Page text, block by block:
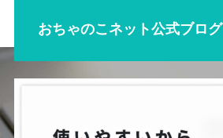
おちゃのこネット公式ブログ